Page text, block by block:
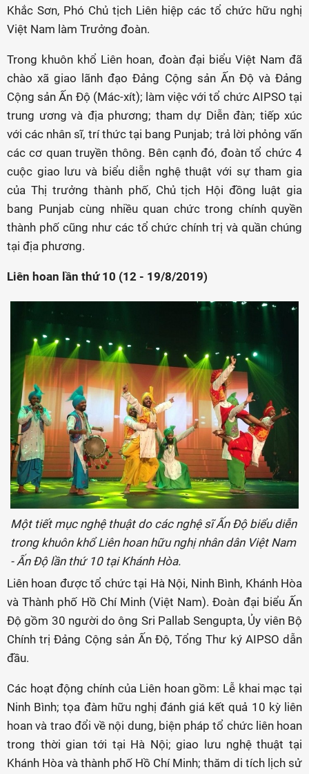
Khắc Sơn, Phó Chủ tịch Liên hiệp các tổ chức hữu nghị
Việt Nam làm Trưởng đoàn.
Trong khuôn khổ Liên hoan, đoàn đại biểu Việt Nam đã
chào xã giao lãnh đạo Đảng Cộng sản Ấn Độ và Đảng
Cộng sản Ấn Độ (Mác-xít); làm việc với tổ chức AIPSO tại
trung ương và địa phương; tham dự Diễn đàn; tiếp xúc
với các nhân sĩ, trí thức tại bang Punjab; trả lời phỏng vấn
các cơ quan truyền thông. Bên cạnh đó, đoàn tổ chức 4
cuộc giao lưu và biểu diễn nghệ thuật với sự tham gia
của Thị trưởng thành phố, Chủ tịch Hội đồng luật gia
bang Punjab cùng nhiều quan chức trong chính quyền
thành phố cũng như các tổ chức chính trị và quần chúng
tại địa phương.
Liên hoan lần thứ 10 (12 - 19/8/2019)
Một tiết mục nghệ thuật do các nghệ sĩ Ấn Độ biểu diễn
trong khuôn khổ Liên hoan hữu nghị nhân dân Việt Nam
- Ấn Độ lần thứ 10 tại Khánh Hòa.
Liên hoan được tổ chức tại Hà Nội, Ninh Bình, Khánh Hòa
và Thành phố Hồ Chí Minh (Việt Nam). Đoàn đại biểu Ấn
Độ gồm 30 người do ông Sri Pallab Sengupta, Ủy viên Bộ
Chính trị Đảng Cộng sản Ấn Độ, Tổng Thư ký AIPSO dẫn
đầu.
Các hoạt động chính của Liên hoan gồm: Lễ khai mạc tại
Ninh Bình; tọa đàm hữu nghị đánh giá kết quả 10 kỳ liên
hoan và trao đổi về nội dung, biện pháp tổ chức liên hoan
trong thời gian tới tại Hà Nội; giao lưu nghệ thuật tại
Khánh Hòa và thành phố Hồ Chí Minh; thăm di tích lịch sử